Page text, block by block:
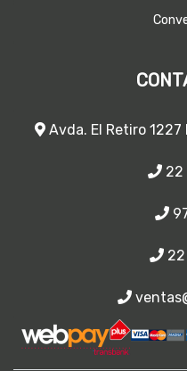
Avda. El Retiro 1227
22
22